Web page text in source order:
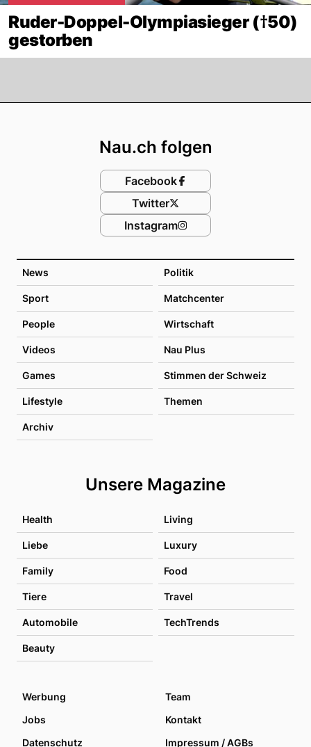
Ruder-Doppel-Olympiasieger (†50)
gestorben
News Politik
Sport Matchcenter
People Wirtschaft
Videos Nau Plus
Games Stimmen der Schweiz
Lifestyle Themen
Archiv
Unsere Magazine
Health Living
Liebe Luxury
Family Food
Tiere Travel
Automobile TechTrends
Beauty
Nau.ch folgen
Facebook
Twitter
Instagram
Werbung
Team
Jobs
Kontakt
Datenschutz
Impressum / AGBs